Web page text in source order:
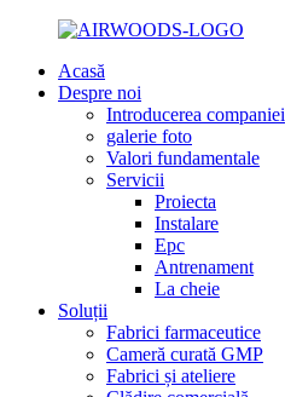
Acasă
Despre noi
Introducerea companiei
galerie foto
Valori fundamentale
Servicii
Proiecta
Instalare
Epc
Antrenament
La cheie
Soluții
Fabrici farmaceutice
Cameră curată GMP
Fabrici și ateliere